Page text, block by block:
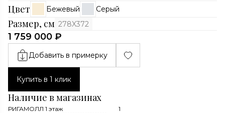
Цвет Бежевый Серый
Размер, см 278X372
1 759 000 ₽
Добавить в примерку
Купить в 1 клик
Наличие в магазинах
РИГАМОЛЛ 1 этаж 1